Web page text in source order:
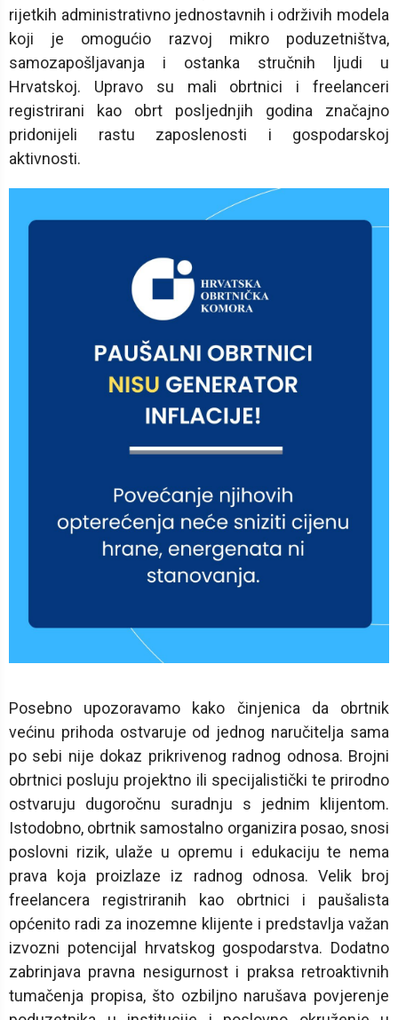
rijetkih administrativno jednostavnih i održivih modela
koji je omogućio razvoj mikro poduzetništva,
samozapošljavanja i ostanka stručnih ljudi u
Hrvatskoj. Upravo su mali obrtnici i freelanceri
registrirani kao obrt posljednjih godina značajno
pridonijeli rastu zaposlenosti i gospodarskoj
aktivnosti.
Posebno upozoravamo kako činjenica da obrtnik
većinu prihoda ostvaruje od jednog naručitelja sama
po sebi nije dokaz prikrivenog radnog odnosa. Brojni
obrtnici posluju projektno ili specijalistički te prirodno
ostvaruju dugoročnu suradnju s jednim klijentom.
Istodobno, obrtnik samostalno organizira posao, snosi
poslovni rizik, ulaže u opremu i edukaciju te nema
prava koja proizlaze iz radnog odnosa. Velik broj
freelancera registriranih kao obrtnici i paušalista
općenito radi za inozemne klijente i predstavlja važan
izvozni potencijal hrvatskog gospodarstva. Dodatno
zabrinjava pravna nesigurnost i praksa retroaktivnih
tumačenja propisa, što ozbiljno narušava povjerenje